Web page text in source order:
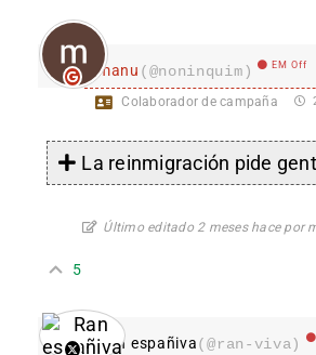
manu (@noninquim) EM Off
Colaborador de campaña
La reinmigración pide
Último editado 2 meses hace por
5
Ran españiva(@ran-viva)